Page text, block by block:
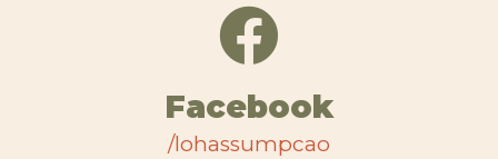
Facebook
/lohassumpcao